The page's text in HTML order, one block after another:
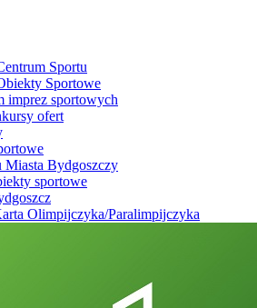
Sportu
Sportowe
imprez sportowych
ofert
Miasta Bydgoszczy
sportowe
Olimpijczyka/Paralimpijczyka